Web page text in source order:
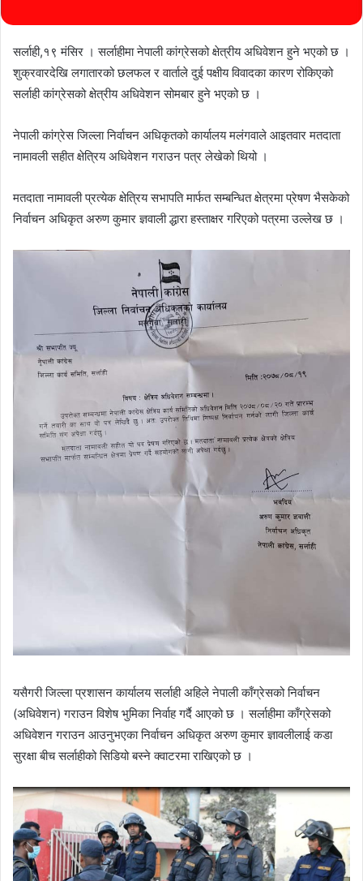
सर्लाही,१९ मंसिर । सर्लाहीमा नेपाली कांग्रेसको क्षेत्रीय अधिवेशन हुने भएको छ ।
शुक्रवारदेखि लगातारको छलफल र वार्ताले दुई पक्षीय विवादका कारण रोकिएको
सर्लाही कांग्रेसको क्षेत्रीय अधिवेशन सोमबार हुने भएको छ ।
नेपाली कांग्रेस जिल्ला निर्वाचन अधिकृतको कार्यालय मलंगवाले आइतवार मतदाता
नामावली सहीत क्षेत्रिय अधिवेशन गराउन पत्र लेखेको थियो ।
मतदाता नामावली प्रत्येक क्षेत्रिय सभापति मार्फत सम्बन्धित क्षेत्रमा प्रेषण भैसकेको
निर्वाचन अधिकृत अरुण कुमार ज्ञवाली द्धारा हस्ताक्षर गरिएको पत्रमा उल्लेख छ ।
यसैगरी जिल्ला प्रशासन कार्यालय सर्लाही अहिले नेपाली काँग्रेसको निर्वाचन
(अधिवेशन) गराउन विशेष भुमिका निर्वाह गर्दै आएको छ । सर्लाहीमा काँग्रेसको
अधिवेशन गराउन आउनुभएका निर्वाचन अधिकृत अरुण कुमार ज्ञावलीलाई कडा
सुरक्षा बीच सर्लाहीको सिडियो बस्ने क्वाटरमा राखिएको छ ।